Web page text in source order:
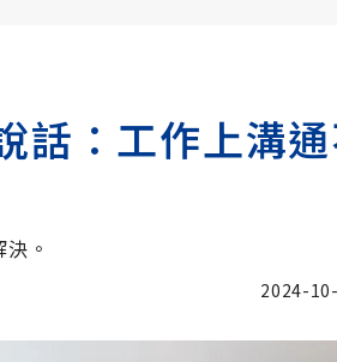
話：工作上溝
。
2024-